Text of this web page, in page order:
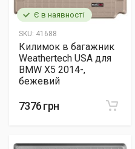
Є в наявності
SKU: 41688
Килимок в багажник
Weathertech USA для
BMW X5 2014-,
бежевий
7376 грн